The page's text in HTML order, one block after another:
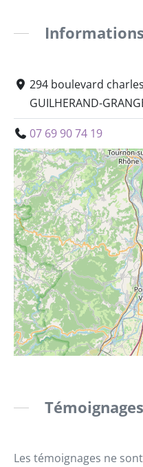
294 boulevard
GUILHERAND-
07 69 90 74 19
Témoignages
Les témoignages ne sont